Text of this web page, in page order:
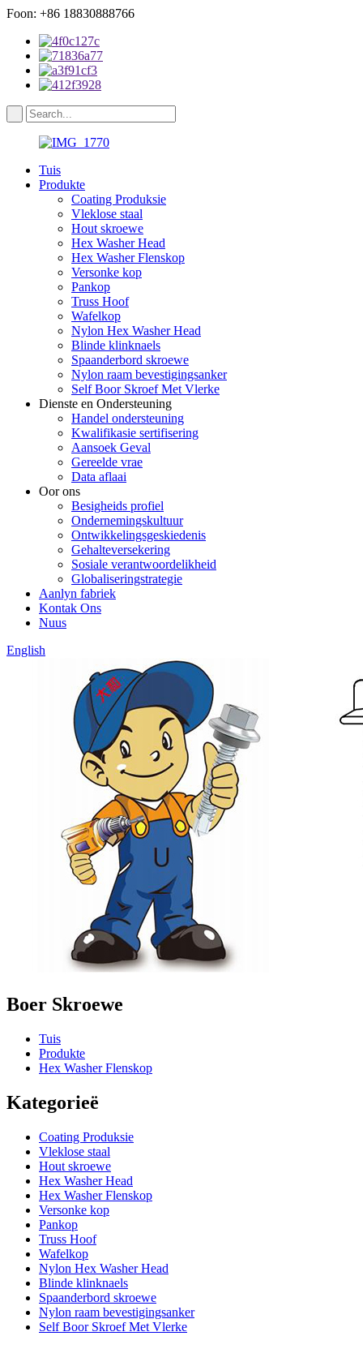
Foon: +86 18830888766
Tuis
Produkte
Coating Produksie
Vleklose staal
Hout skroewe
Hex Washer Head
Hex Washer Flenskop
Versonke kop
Pankop
Truss Hoof
Wafelkop
Nylon Hex Washer Head
Blinde klinknaels
Spaanderbord skroewe
Nylon raam bevestigingsanker
Self Boor Skroef Met Vlerke
Dienste en Ondersteuning
Handel ondersteuning
Kwalifikasie sertifisering
Aansoek Geval
Gereelde vrae
Data aflaai
Oor ons
Besigheids profiel
Ondernemingskultuur
Ontwikkelingsgeskiedenis
Gehalteversekering
Sosiale verantwoordelikheid
Globaliseringstrategie
Aanlyn fabriek
Kontak Ons
Nuus
English
Boer Skroewe
Tuis
Produkte
Hex Washer Flenskop
Kategorieë
Coating Produksie
Vleklose staal
Hout skroewe
Hex Washer Head
Hex Washer Flenskop
Versonke kop
Pankop
Truss Hoof
Wafelkop
Nylon Hex Washer Head
Blinde klinknaels
Spaanderbord skroewe
Nylon raam bevestigingsanker
Self Boor Skroef Met Vlerke